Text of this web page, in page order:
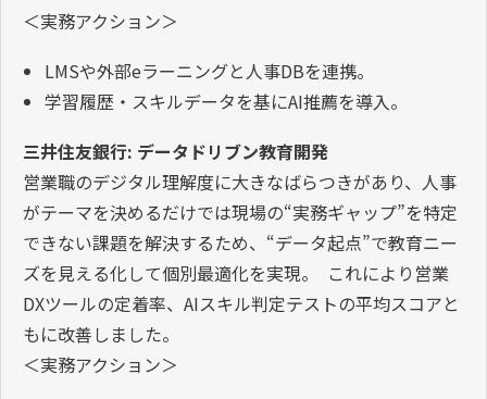
＜実務アクション＞
LMSや外部eラーニングと人事DBを連携。
学習履歴・スキルデータを基にAI推薦を導入。
三井住友銀行: データドリブン教育開発
営業職のデジタル理解度に大きなばらつきがあり、人事
がテーマを決めるだけでは現場の“実務ギャップ”を特定
できない課題を解決するため、“データ起点”で教育ニー
ズを見える化して個別最適化を実現。 これにより営業
DXツールの定着率、AIスキル判定テストの平均スコアと
もに改善しました。
＜実務アクション＞